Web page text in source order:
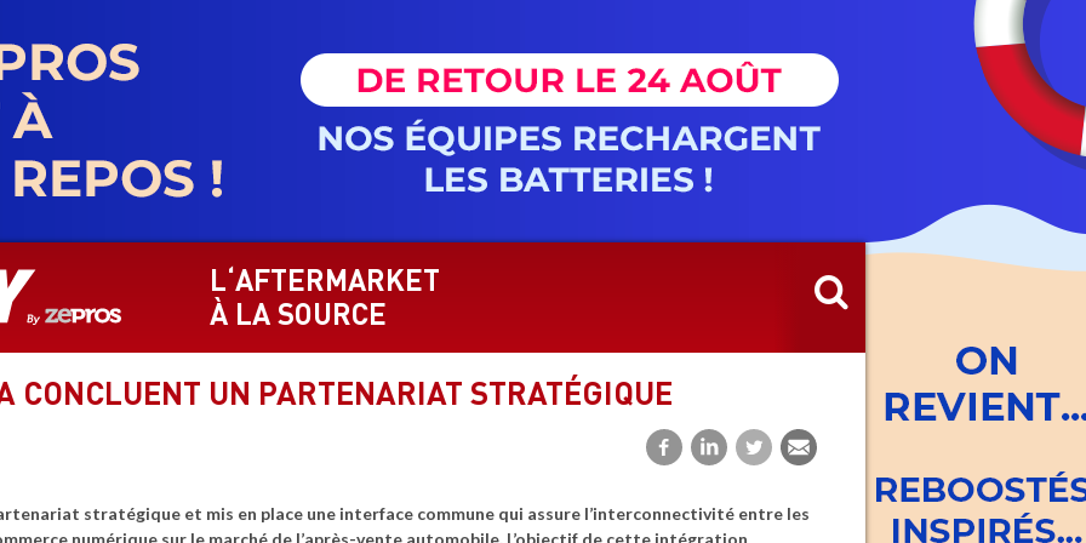
L‘AFTERMARKET
À LA SOURCE
CONCLUENT UN PARTENARIAT STRATÉGIQUE
stratégique et mis en place une interface commune qui assure l’interconnectivité entre les
numérique sur le marché de l’après-vente automobile. L’objectif de cette intégration